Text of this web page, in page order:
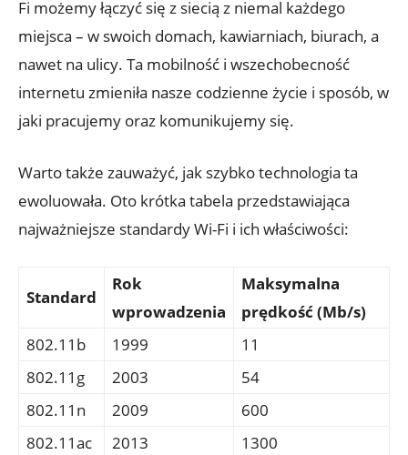
Fi możemy ​łączyć się z ⁤siecią ‌z niemal każdego
miejsca – w ⁢swoich ‍domach, kawiarniach, biurach, a
nawet na ulicy. Ta⁢ mobilność i wszechobecność⁣
internetu zmieniła ​nasze‍ codzienne życie ‍i ⁣sposób, w
jaki pracujemy oraz⁤ komunikujemy się.
Warto także zauważyć,⁢ jak szybko technologia ta
ewoluowała. Oto‍ krótka⁢ tabela przedstawiająca
najważniejsze standardy Wi-Fi i ich właściwości:
Standard
Rok
wprowadzenia
Maksymalna
prędkość (Mb/s)
802.11b
1999
11
802.11g
2003
54
802.11n
2009
600
802.11ac
2013 1300